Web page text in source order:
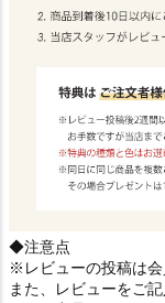
◆注意点
※レビューの投稿は会
また、レビューをご